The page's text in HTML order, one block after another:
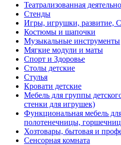
Театрализованная
Стенды
Игры, игрушки, развитие,
Костюмы и шапочки
Музыкальные инструменты
Мягкие модули и маты
Спорт и Здоровье
Столы детские
Стулья
Кровати детские
Мебель для группы
стенки для игрушек)
Функциональная мебель
полотенечницы,
Хозтовары, бытовая и
Сенсорная комната